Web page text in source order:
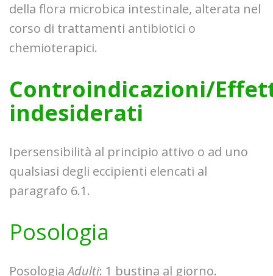
della flora microbica intestinale, alterata nel
corso di trattamenti antibiotici o
chemioterapici.
Controindicazioni/
indesiderati
Ipersensibilità al principio attivo o ad uno
qualsiasi degli eccipienti elencati al
paragrafo 6.1.
Posologia
Posologia Adulti: 1 bustina al giorno.